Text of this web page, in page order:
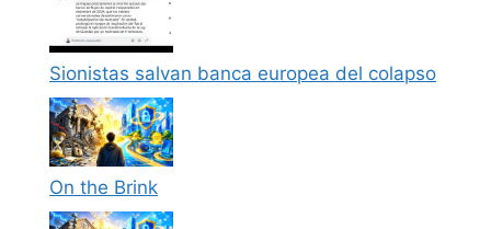
Sionistas salvan banca europea del colapso
On the Brink